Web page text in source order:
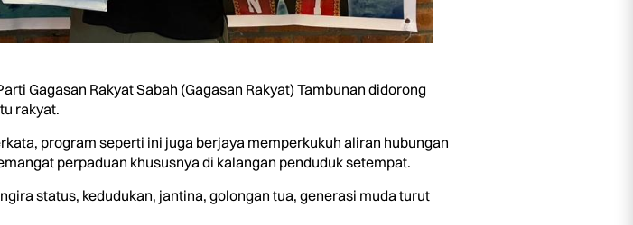
Gagasan Rakyat Sabah (Gagasan Rakyat) Tambunan didorong
rakyat.
program seperti ini juga berjaya memperkukuh aliran hubungan
perpaduan khususnya di kalangan penduduk setempat.
status, kedudukan, jantina, golongan tua, generasi muda turut